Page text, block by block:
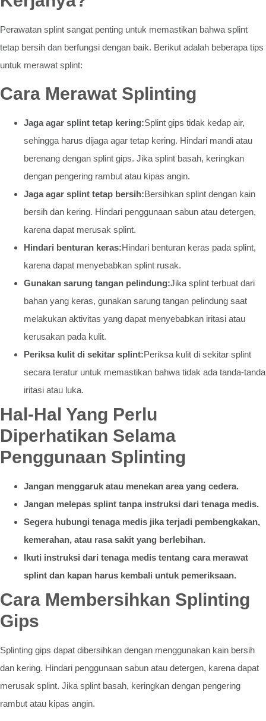
Perawatan splint sangat penting untuk memastikan bahwa splint
tetap bersih dan berfungsi dengan baik. Berikut adalah beberapa tips
untuk merawat splint:
Cara Merawat Splinting
Jaga agar splint tetap kering:Splint gips tidak kedap air,
sehingga harus dijaga agar tetap kering. Hindari mandi atau
berenang dengan splint gips. Jika splint basah, keringkan
dengan pengering rambut atau kipas angin.
Jaga agar splint tetap bersih:Bersihkan splint dengan kain
bersih dan kering. Hindari penggunaan sabun atau detergen,
karena dapat merusak splint.
Hindari benturan keras:Hindari benturan keras pada splint,
karena dapat menyebabkan splint rusak.
Gunakan sarung tangan pelindung:Jika splint terbuat dari
bahan yang keras, gunakan sarung tangan pelindung saat
melakukan aktivitas yang dapat menyebabkan iritasi atau
kerusakan pada kulit.
Periksa kulit di sekitar splint:Periksa kulit di sekitar splint
secara teratur untuk memastikan bahwa tidak ada tanda-tanda
iritasi atau luka.
Hal-Hal Yang Perlu
Diperhatikan Selama
Penggunaan Splinting
Jangan menggaruk atau menekan area yang cedera.
Jangan melepas splint tanpa instruksi dari tenaga medis.
Segera hubungi tenaga medis jika terjadi pembengkakan,
kemerahan, atau rasa sakit yang berlebihan.
Ikuti instruksi dari tenaga medis tentang cara merawat
splint dan kapan harus kembali untuk pemeriksaan.
Cara Membersihkan Splinting
Gips
Splinting gips dapat dibersihkan dengan menggunakan kain bersih
dan kering. Hindari penggunaan sabun atau detergen, karena dapat
merusak splint. Jika splint basah, keringkan dengan pengering
rambut atau kipas angin.